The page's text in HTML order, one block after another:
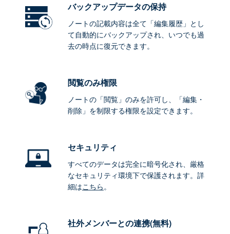
バックアップデータの保持
ノートの記載内容は全て「編集履歴」とし
て自動的にバックアップされ、いつでも過
去の時点に復元できます。
閲覧のみ権限
ノートの「閲覧」のみを許可し、「編集・
削除」を制限する権限を設定できます。
セキュリティ
すべてのデータは完全に暗号化され、厳格
なセキュリティ環境下で保護されます。詳
細はこちら。
社外メンバーとの連携(無料)